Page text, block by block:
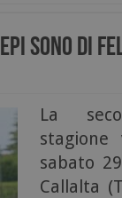
SONO DI
La
sabato
Callalta